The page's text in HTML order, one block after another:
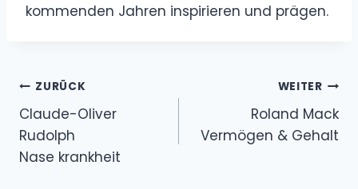
kommenden Jahren inspirieren und prägen.
Beitragsnavigation
ZURÜCK
Claude-Oliver
Rudolph
Nase krankheit
WEITER
Roland Mack
Vermögen & Gehalt